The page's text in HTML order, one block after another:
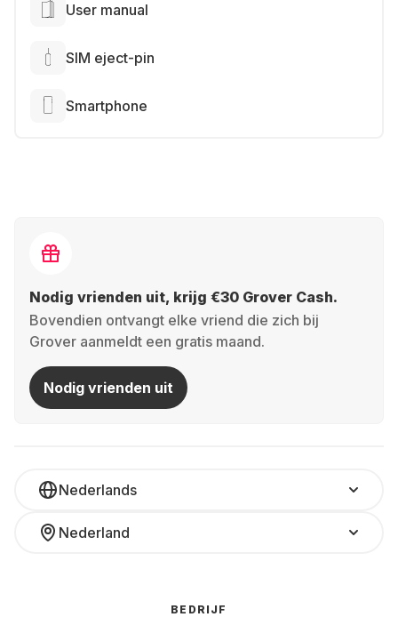
User manual
SIM eject-pin
Smartphone
Nodig vrienden uit, krijg €30 Grover Cash.
Bovendien ontvangt elke vriend die zich bij
Grover aanmeldt een gratis maand.
Nodig vrienden uit
Nederlands
Nederland
BEDRIJF